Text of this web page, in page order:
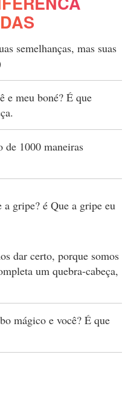
semelhanças, mas suas
e meu boné? É que
de 1000 maneiras
a gripe? é Que a gripe eu
dar certo, porque somos
um quebra-cabeça,
mágico e você? É que